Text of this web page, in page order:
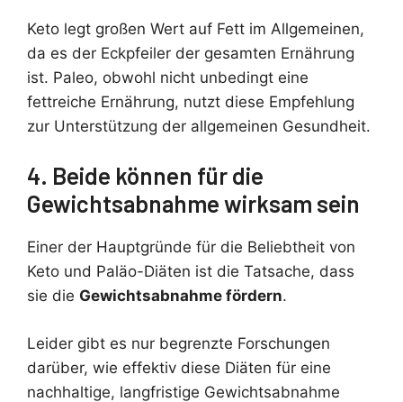
Keto legt großen Wert auf Fett im Allgemeinen,
da es der Eckpfeiler der gesamten Ernährung
ist. Paleo, obwohl nicht unbedingt eine
fettreiche Ernährung, nutzt diese Empfehlung
zur Unterstützung der allgemeinen Gesundheit.
4. Beide können für die
Gewichtsabnahme wirksam sein
Einer der Hauptgründe für die Beliebtheit von
Keto und Paläo-Diäten ist die Tatsache, dass
sie die Gewichtsabnahme fördern.
Leider gibt es nur begrenzte Forschungen
darüber, wie effektiv diese Diäten für eine
nachhaltige, langfristige Gewichtsabnahme